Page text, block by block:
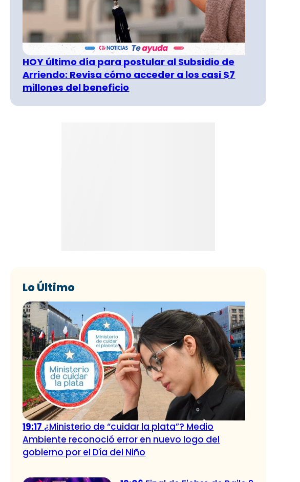
HOY último día para postular al Subsidio de
Arriendo: Revisa cómo acceder a los casi $7
millones del beneficio
Lo Último
19:17 ¿Ministerio de “cuidar la plata”? Medio
Ambiente reconoció error en nuevo logo del
gobierno por el Día del Niño